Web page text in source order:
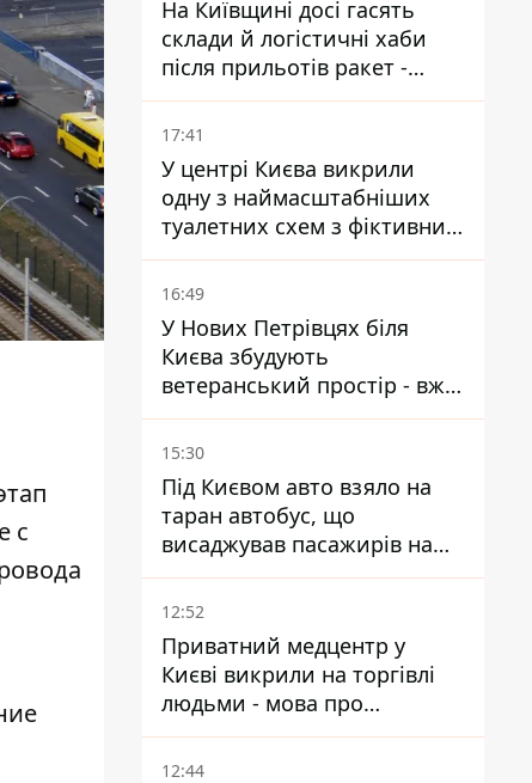
с
На Київщині досі гасять
склади й логістичні хаби
після прильотів ракет -
ДСНС
17:41
У центрі Києва викрили
одну з наймасштабніших
туалетних схем з фіктивним
будинком
16:49
У Нових Петрівцях біля
Києва збудують
ветеранський простір - вже
знайшли проєктанта
15:30
Під Києвом авто взяло на
таран автобус, що
висаджував пасажирів на
зупинці - пасажирка в
лікарні
12:52
Приватний медцентр у
Києві викрили на торгівлі
людьми - мова про
сурогатне материнство
12:44